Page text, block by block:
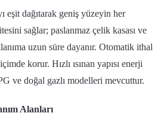
eşit dağıtarak geniş yüzeyin her
sağlar; paslanmaz çelik kasası ve
uzun süre dayanır. Otomatik ithal
korur. Hızlı ısınan yapısı enerji
ve doğal gazlı modelleri mevcuttur.
Alanları